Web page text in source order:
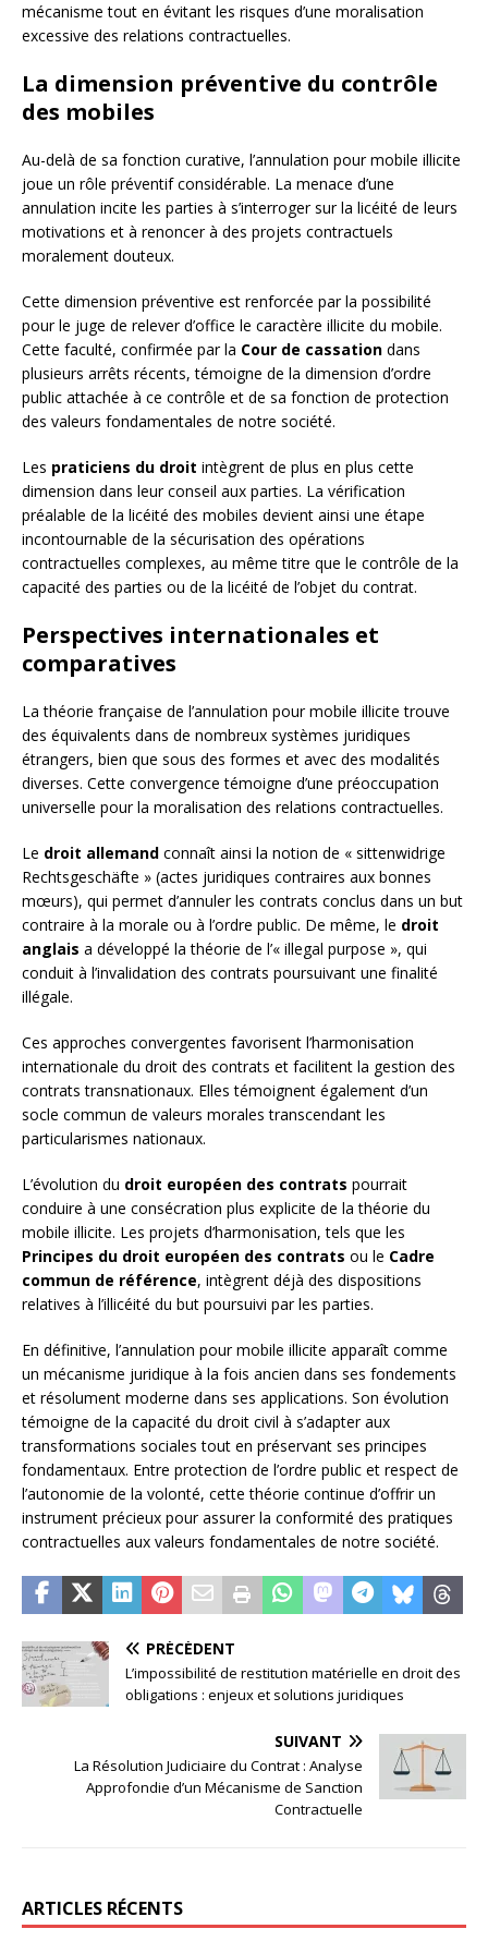
mécanisme tout en évitant les risques d’une moralisation
excessive des relations contractuelles.
La dimension préventive du contrôle
des mobiles
Au-delà de sa fonction curative, l’annulation pour mobile illicite
joue un rôle préventif considérable. La menace d’une
annulation incite les parties à s’interroger sur la licéité de leurs
motivations et à renoncer à des projets contractuels
moralement douteux.
Cette dimension préventive est renforcée par la possibilité
pour le juge de relever d’office le caractère illicite du mobile.
Cette faculté, confirmée par la Cour de cassation dans
plusieurs arrêts récents, témoigne de la dimension d’ordre
public attachée à ce contrôle et de sa fonction de protection
des valeurs fondamentales de notre société.
Les praticiens du droit intègrent de plus en plus cette
dimension dans leur conseil aux parties. La vérification
préalable de la licéité des mobiles devient ainsi une étape
incontournable de la sécurisation des opérations
contractuelles complexes, au même titre que le contrôle de la
capacité des parties ou de la licéité de l’objet du contrat.
Perspectives internationales et
comparatives
La théorie française de l’annulation pour mobile illicite trouve
des équivalents dans de nombreux systèmes juridiques
étrangers, bien que sous des formes et avec des modalités
diverses. Cette convergence témoigne d’une préoccupation
universelle pour la moralisation des relations contractuelles.
Le droit allemand connaît ainsi la notion de « sittenwidrige
Rechtsgeschäfte » (actes juridiques contraires aux bonnes
mœurs), qui permet d’annuler les contrats conclus dans un but
contraire à la morale ou à l’ordre public. De même, le droit
anglais a développé la théorie de l’« illegal purpose », qui
conduit à l’invalidation des contrats poursuivant une finalité
illégale.
Ces approches convergentes favorisent l’harmonisation
internationale du droit des contrats et facilitent la gestion des
contrats transnationaux. Elles témoignent également d’un
socle commun de valeurs morales transcendant les
particularismes nationaux.
L’évolution du droit européen des contrats pourrait
conduire à une consécration plus explicite de la théorie du
mobile illicite. Les projets d’harmonisation, tels que les
Principes du droit européen des contrats ou le Cadre
commun de référence, intègrent déjà des dispositions
relatives à l’illicéité du but poursuivi par les parties.
En définitive, l’annulation pour mobile illicite apparaît comme
un mécanisme juridique à la fois ancien dans ses fondements
et résolument moderne dans ses applications. Son évolution
témoigne de la capacité du droit civil à s’adapter aux
transformations sociales tout en préservant ses principes
fondamentaux. Entre protection de l’ordre public et respect de
l’autonomie de la volonté, cette théorie continue d’offrir un
instrument précieux pour assurer la conformité des pratiques
contractuelles aux valeurs fondamentales de notre société.
PRÉCÉDENT
L’impossibilité de restitution matérielle en droit des
obligations : enjeux et solutions juridiques
SUIVANT
La Résolution Judiciaire du Contrat : Analyse
Approfondie d’un Mécanisme de Sanction
Contractuelle
ARTICLES RÉCENTS